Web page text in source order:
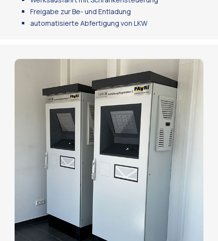
Freigabe zur Be- und Entladung
automatisierte Abfertigung von LKW